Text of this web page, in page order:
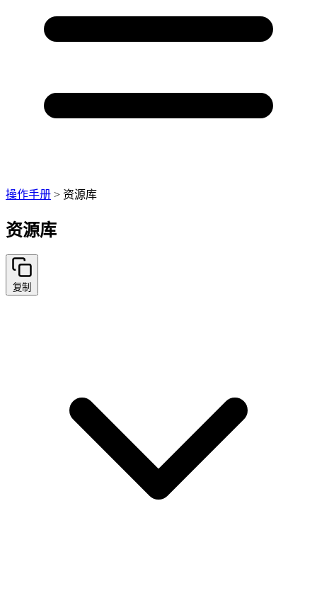
操作手册 > 资源库
资源库
复制